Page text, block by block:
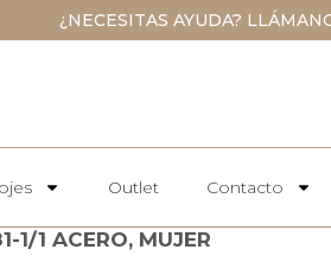
¿NECESITAS AYUDA?
Outlet Contacto
1/1 ACERO, MUJER